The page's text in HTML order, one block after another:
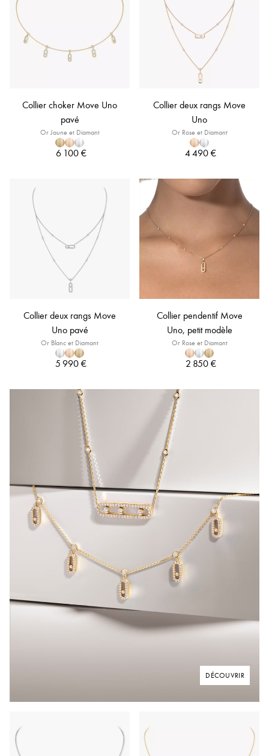
Collier choker Move Uno
pavé
Or Jaune et Diamant
6 100 €
Collier deux rangs Move
Uno
Or Rose et Diamant
4 490 €
Collier deux rangs Move
Uno pavé
Or Blanc et Diamant
5 990 €
Collier pendentif Move
Uno, petit modèle
Or Rose et Diamant
2 850 €
DÉCOUVRIR